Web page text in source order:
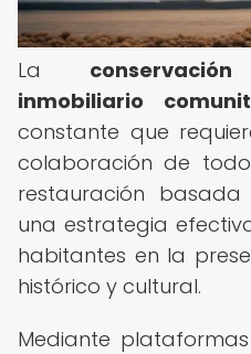
La
inmobiliario
constante que
colaboración de
restauración
una estrategia
habitantes en la
histórico y cultural.
Mediante